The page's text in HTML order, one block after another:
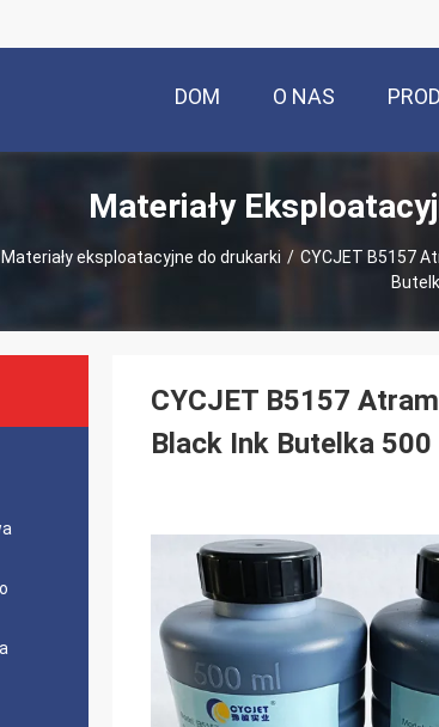
DOM O NAS
Materiały
Materiały eksploatacyjne do drukarki / CYCJET B5157
CYCJET B5157
Black Ink Butelka 500